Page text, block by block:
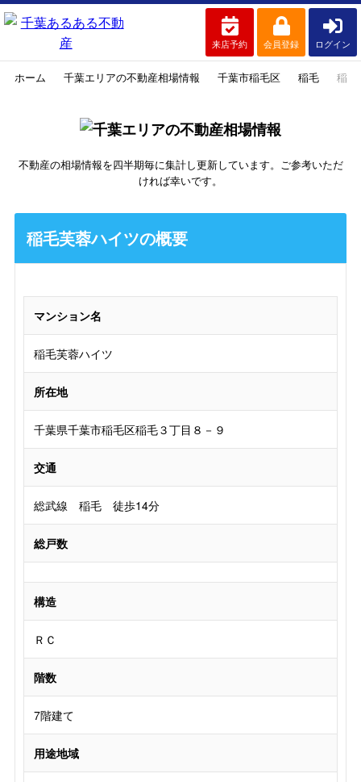
来店予約 会員登録 ログイン
ホーム 千葉エリアの不動産相場情報 千葉市稲毛区 稲毛 稲毛
不動産の相場情報を四半期毎に集計し更新しています。ご参考いただ
ければ幸いです。
稲毛芙蓉ハイツの概要
マンション名
稲毛芙蓉ハイツ
所在地
千葉県千葉市稲毛区稲毛３丁目８－９
交通
総武線 稲毛 徒歩14分
総戸数
構造
ＲＣ
階数
7階建て
用途地域